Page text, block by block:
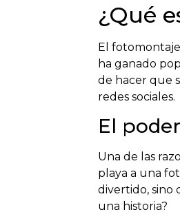
¿Qué
El
ha ganado
de hacer que
redes sociales.
El
Una de las
playa a una
divertido, sino
una historia?